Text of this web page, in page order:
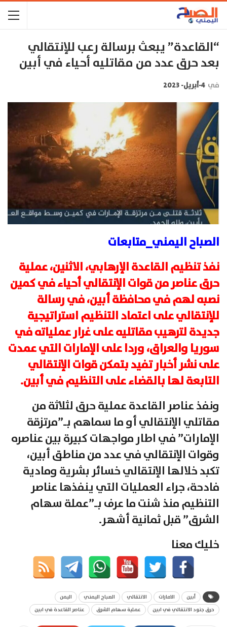
“القاعدة” يبعث برسالة رعب للإنتقالي
بعد حرق عدد من مقاتليه أحياء في أبين
في 4-أبريل- 2023
الصباح اليمني_متابعات
نفذ تنظيم القاعدة الإرهابي، الاثنين، عملية
حرق عناصر من قوات الإنتقالي أحياء في كمين
نصبه لهم في محافظة أبين، في رسالة
للإنتقالي على اعتماد التنظيم استراتيجية
جديدة لترهيب مقاتليه على غرار عملياته في
سوريا والعراق، وردا على الإمارات التي عمدت
على نشر أخبار تفيد بتمكن قوات الإنتقالي
التابعة لها بالقضاء على التنظيم في أبين.
ونفذ عناصر القاعدة عملية حرق لثلاثة من
مقاتلي الإنتقالي أو ما سماهم بـ”مرتزقة
الإمارات” في اطار مواجهات كبيرة بين عناصره
وقوات الإنتقالي في عدد من مناطق أبين،
تكبد خلالها الإنتقالي خسائر بشرية ومادية
فادحة، جراء العمليات التي ينفذها عناصر
التنظيم منذ شنت ما عرف بـ”عملة سهام
الشرق” قبل ثمانية أشهر.
خليك معنا
أبين الامارات الانتقالي الصباح اليمني
اليمن
حرق جنود الانتقالي في ابين
عملية سهام الشرق عناصر القاعدة في ابين